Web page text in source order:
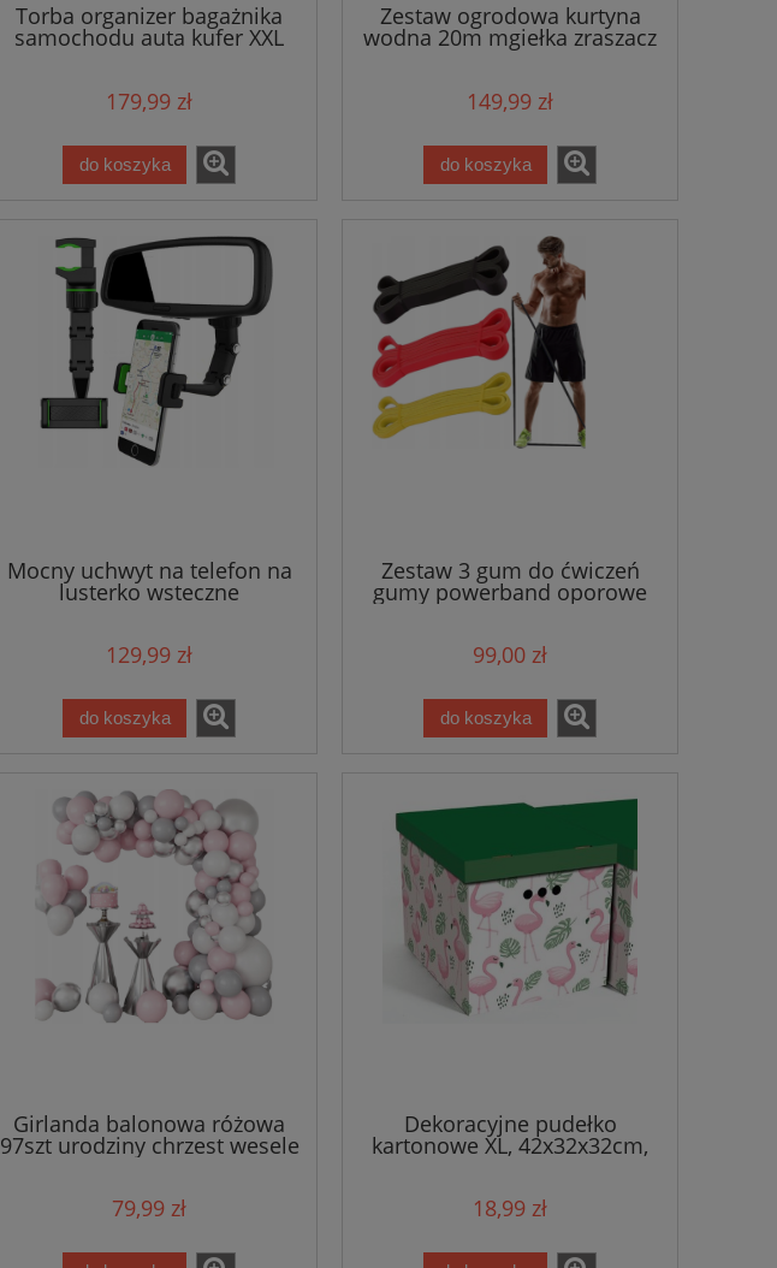
Torba organizer bagażnika
samochodu auta kufer XXL
179,99 zł
do koszyka
Zestaw ogrodowa kurtyna
wodna 20m mgiełka zraszacz
ogrodowy
149,99 zł
do koszyka
Mocny uchwyt na telefon na
lusterko wsteczne
129,99 zł
do koszyka
Zestaw 3 gum do ćwiczeń
gumy powerband oporowe
99,00 zł
do koszyka
Girlanda balonowa różowa
97szt urodziny chrzest wesele
79,99 zł
Dekoracyjne pudełko
kartonowe XL, 42x32x32cm,
18,99 zł